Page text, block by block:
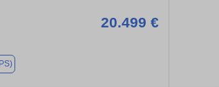
20.499 €